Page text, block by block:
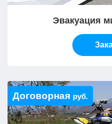
Эвакуация
Договорная руб.